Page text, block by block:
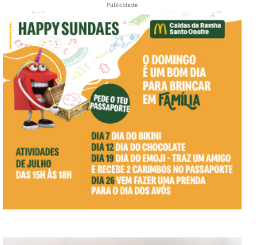
Publicidade